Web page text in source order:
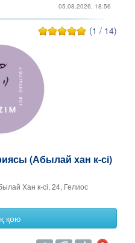
05.08.2026, 18:56
(1 / 14)
(Абылай хан к-сі)
Хан к-сі, 24, Гелиос
қою